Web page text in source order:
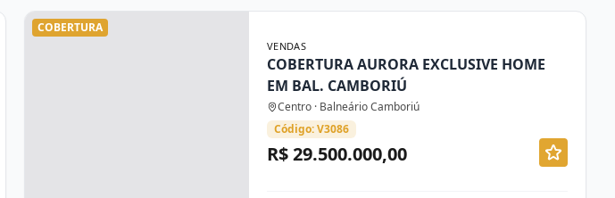
COBERTURA
VENDAS
COBERTURA AURORA EXCLUSIVE HOME
EM BAL. CAMBORIÚ
Centro · Balneário Camboriú
Código: V3086
R$ 29.500.000,00